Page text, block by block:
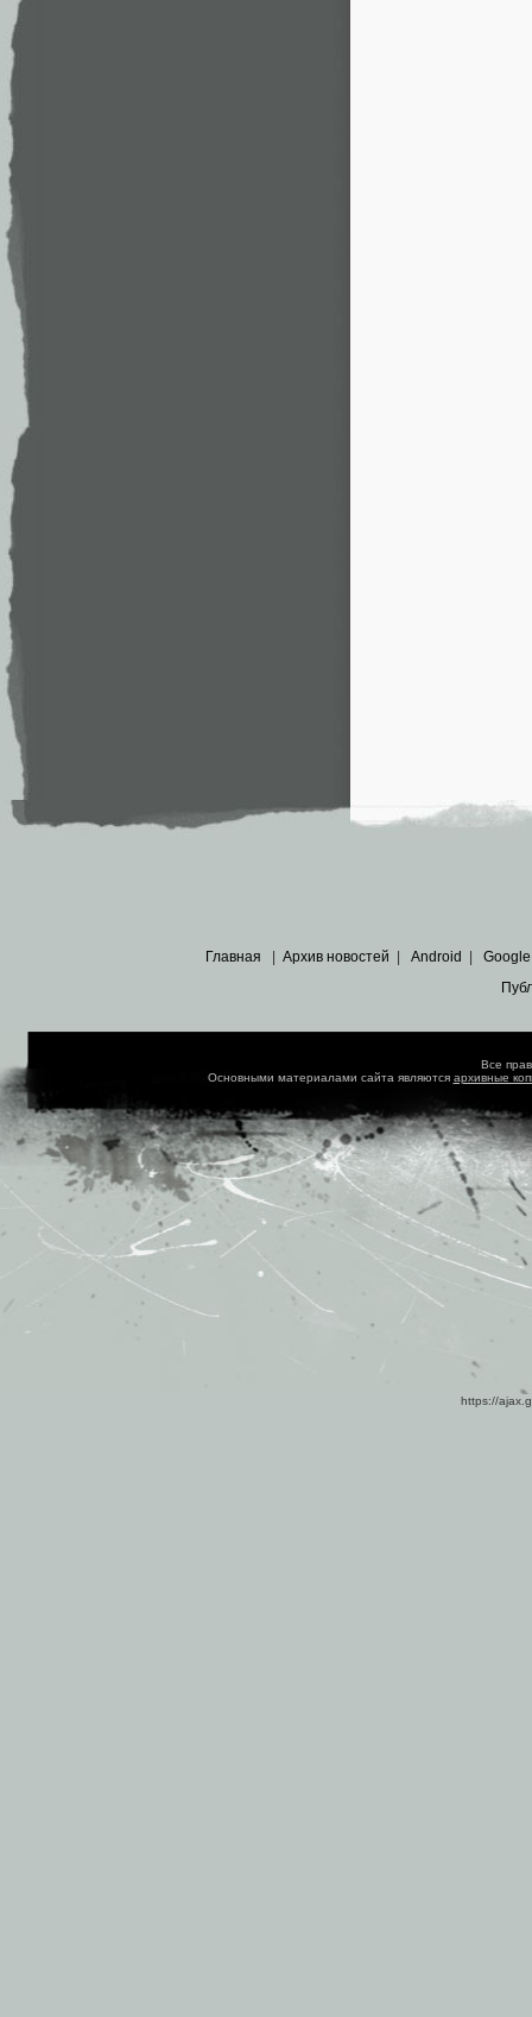
Главная Архив новостей Android Google
Все
Основными материалами сайта являются архивные
https://